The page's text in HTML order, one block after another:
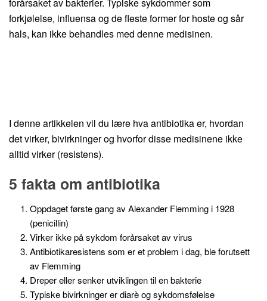
forkjølelse, influensa og de fleste former for hoste og sår
hals, kan ikke behandles med denne medisinen.
I denne artikkelen vil du lære hva antibiotika er, hvordan
det virker, bivirkninger og hvorfor disse medisinene ikke
alltid virker (resistens).
5 fakta om antibiotika
Oppdaget første gang av Alexander Flemming i 1928
(penicillin)
Virker ikke på sykdom forårsaket av virus
Antibiotikaresistens som er et problem i dag, ble forutsett
av Flemming
Dreper eller senker utviklingen til en bakterie
Typiske bivirkninger er diarè og sykdomsfølelse